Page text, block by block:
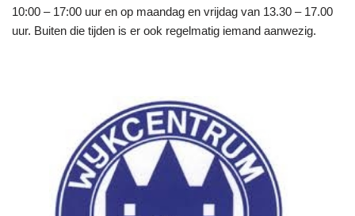
10:00 – 17:00 uur en op maandag en vrijdag van 13.30 – 17.00
uur. Buiten die tijden is er ook regelmatig iemand aanwezig.